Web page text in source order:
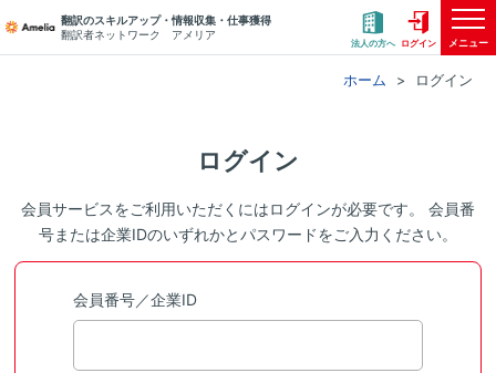
翻訳のスキルアップ・情報収集・仕事獲得
翻訳者ネットワーク アメリア
法人の方へ ログイン メニュー
ホーム ログイン
ログイン
会員サービスをご利用いただくにはログインが必要です。 会員番
号または企業IDのいずれかとパスワードをご入力ください。
会員番号／企業ID